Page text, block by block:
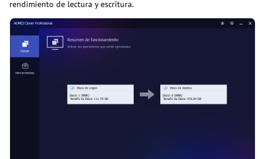
rendimiento de lectura y escritura.